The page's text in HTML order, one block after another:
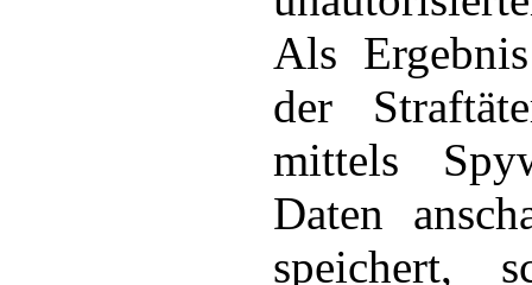
Als
der
mittels
Daten
speichert,